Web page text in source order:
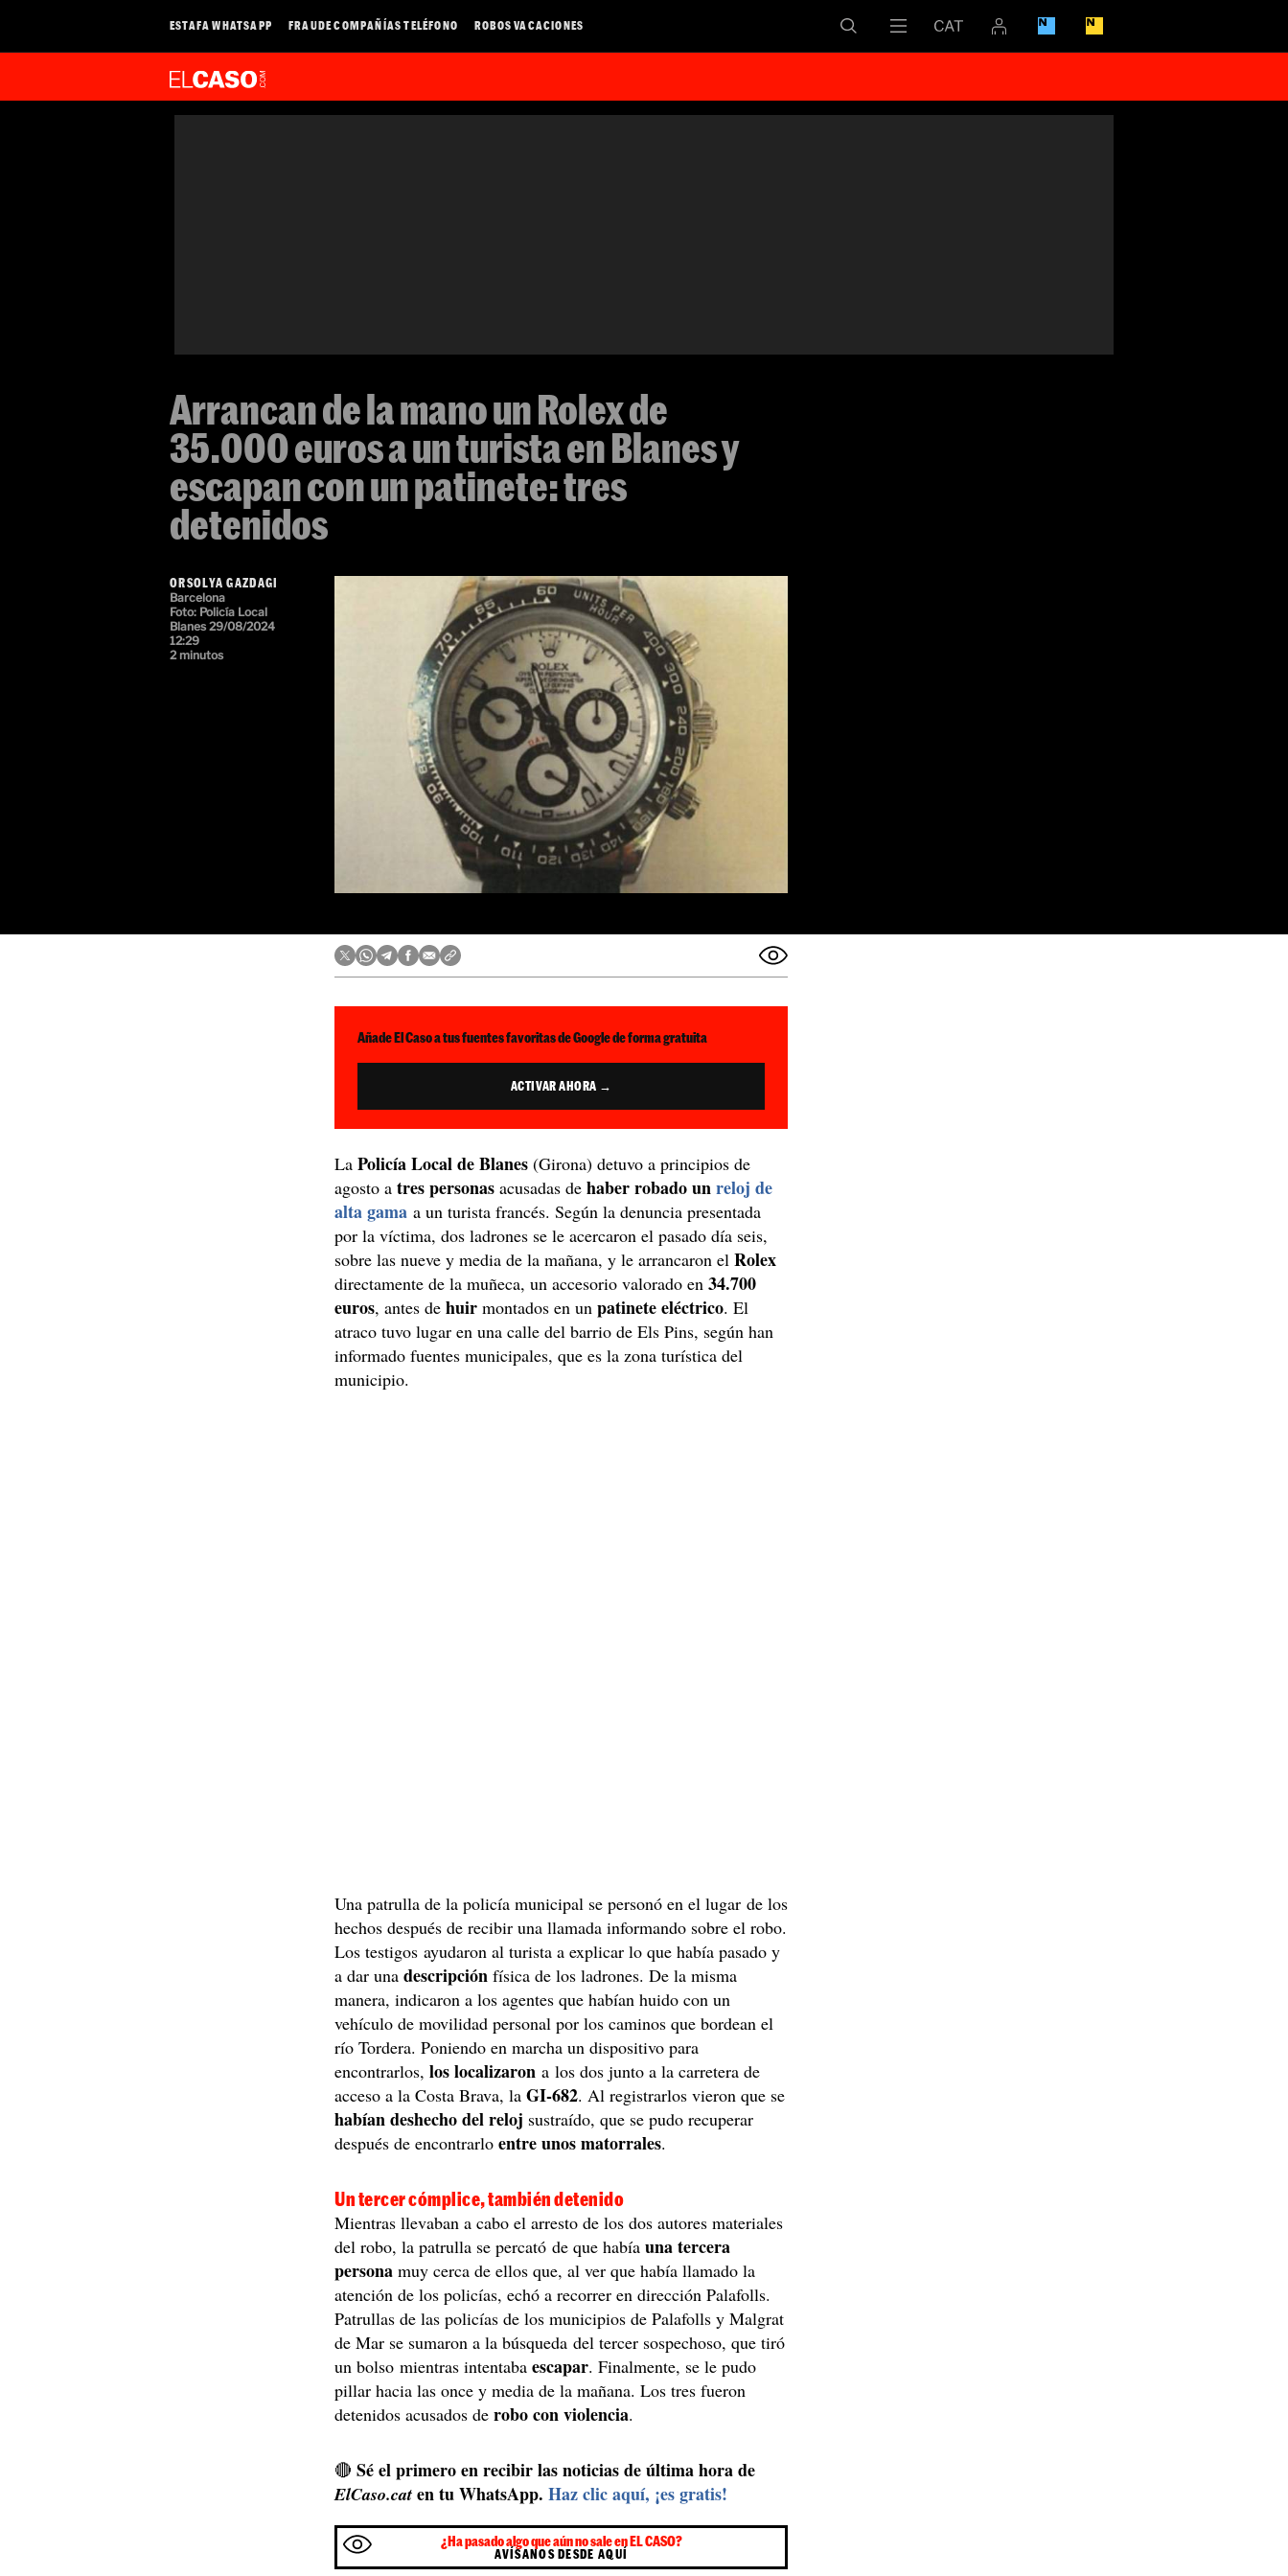
ESTAFA WHATSAPP FRAUDE COMPAÑÍAS TELÉFONO ROBOS VACACIONES
Arrancan de la mano un Rolex de
35.000 euros a un turista en Blanes y
escapan con un patinete: tres
detenidos
ORSOLYA GAZDAGI
Barcelona
Foto: Policía Local
Blanes 29/08/2024
12:29
2 minutos
Añade El Caso a tus fuentes favoritas de Google de forma gratuita
ACTIVAR AHORA →
LaPolicía Local de Blanes (Girona) detuvo a principios de
agosto a tres personas acusadas dehaber robado unreloj de
alta gama a un turista francés. Según la denuncia presentada
por la víctima, dos ladrones se le acercaron el pasado día seis,
sobre las nueve y media de la mañana, y le arrancaron elRolex
directamente de la muñeca, un accesorio valorado en34.700
euros, antes dehuir montados en unpatinete eléctrico. El
atraco tuvo lugar en una calle del barrio de Els Pins, según han
informado fuentes municipales, que es la zona turística del
municipio.
Una patrulla de la policía municipal se personó en el lugar de los
hechos después de recibir una llamada informando sobre el robo.
Los testigos ayudaron al turista a explicar lo que había pasado y
a dar unadescripción física de los ladrones. De la misma
manera, indicaron a los agentes que habían huido con un
vehículo de movilidad personal por los caminos que bordean el
río Tordera. Poniendo en marcha un dispositivo para
encontrarlos,los localizaron a los dos junto a la carretera de
acceso a la Costa Brava, laGI-682. Al registrarlos vieron que se
habían deshecho del reloj sustraído, que se pudo recuperar
después de encontrarloentre unos matorrales.
Un tercer cómplice, también detenido
Mientras llevaban a cabo el arresto de los dos autores materiales
del robo, la patrulla se percató de que habíauna tercera
persona muy cerca de ellos que, al ver que había llamado la
atención de los policías, echó a recorrer en dirección Palafolls.
Patrullas de las policías de los municipios de Palafolls y Malgrat
de Mar se sumaron a la búsqueda del tercer sospechoso, que tiró
un bolso mientras intentabaescapar. Finalmente, se le pudo
pillar hacia las once y media de la mañana. Los tres fueron
detenidos acusados derobo con violencia.
🔴Sé el primero en recibir las noticias de última hora de
ElCaso.cat en tu WhatsApp.Haz clic aquí, ¡es gratis!
¿Ha pasado algo que aún no sale en EL CASO?
AVÍSANOS DESDE AQUÍ